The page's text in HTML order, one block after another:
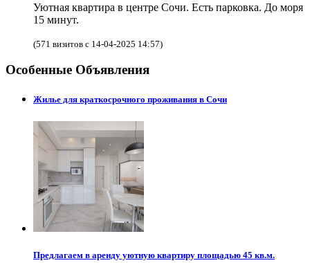
Уютная квартира в центре Сочи. Есть парковка. До моря
15 минут.
(571 визитов с 14-04-2025 14:57)
Особенные Объявления
Жилье для краткосрочного проживания в Сочи
Предлагаем в аренду уютную квартиру площадью 45 кв.м.